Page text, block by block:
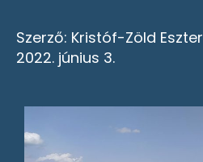
Szerző: Kristóf-Zöld Eszter
2022. június 3.